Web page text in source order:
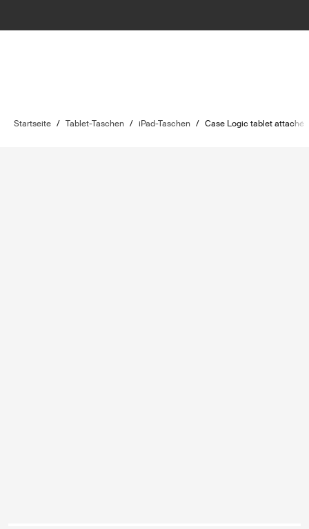
Startseite / Tablet-Taschen / iPad-Taschen / Case Logic tablet attaché